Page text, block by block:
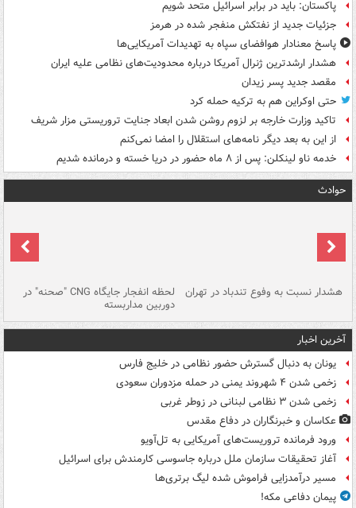
پاکستان: باید در برابر اسرائیل متحد شویم
جزئیات جدید از نفتکش منفجر شده در هرمز
پاسخ معنادار هوافضای سپاه به تهدیدات آمریکایی‌ها
هشدار ارشدترین ژنرال آمریکا درباره محدودیت‌های نظامی علیه ایران
مقصد جدید پسر زیدان
حتی اوکراین هم به ترکیه حمله کرد
تاکید وزارت خارجه بر لزوم روشن شدن ابعاد جنایت تروریستی مزار شریف
از این به بعد دیگر نامه‌های استقلال را امضا نمی‌کنم
خدمه ناو لینکلن: پس از ۸ ماه حضور در دریا خسته و درمانده‌ شدیم
حوادث
هشدار نسبت به وفوع تندباد در تهران لحظه انفجار جایگاه CNG "صحنه" در
دوربین مداربسته
آخرین اخبار
یونان به دنبال گسترش حضور نظامی در خلیج فارس
زخمی شدن ۴ شهروند یمنی در حمله مزدوران سعودی
زخمی شدن ۳ نظامی لبنانی در زوطر غربی
عکاسان و خبرنگاران در دفاع مقدس
ورود فرمانده تروریست‌های آمریکایی به تل‌آویو
آغاز تحقیقات سازمان ملل درباره جاسوسی کارمندش برای اسرائیل
مسیر درآمدزایی فراموش شده لیگ برتری‌ها
پیمان دفاعی مکه!